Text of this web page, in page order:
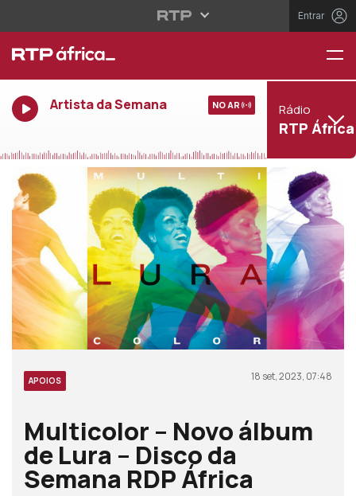
Entrar
Artista da Semana NO AR Rádio
RTP África
APOIOS 18 set, 2023, 07:48
Multicolor – Novo álbum
de Lura – Disco da
Semana RDP África